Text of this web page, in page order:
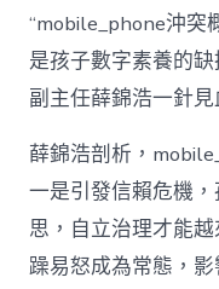
“mobile_phone沖突
是孩子數字素養的
副主任薛錦浩一針見
薛錦浩剖析，
一是引發信賴危機
思，自立治理才能
躁易怒成為常態，